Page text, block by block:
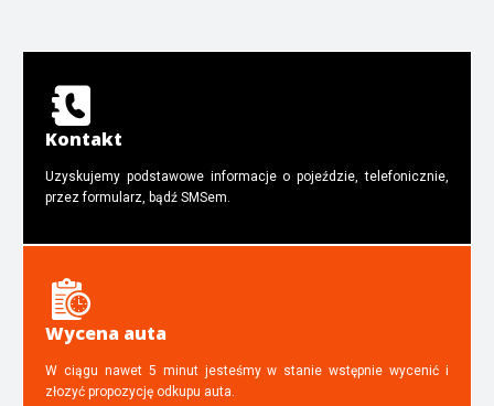
Kontakt
Uzyskujemy podstawowe informacje o pojeździe, telefonicznie,
przez formularz, bądź SMSem.
Wycena auta
W ciągu nawet 5 minut jesteśmy w stanie wstępnie wycenić i
złozyć propozycję odkupu auta.